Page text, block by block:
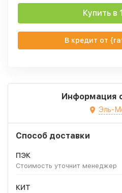
Купить в
В кредит от
Информация
Эль-
Способ доставки
ПЭК
Стоимость уточнит менеджер
КИТ